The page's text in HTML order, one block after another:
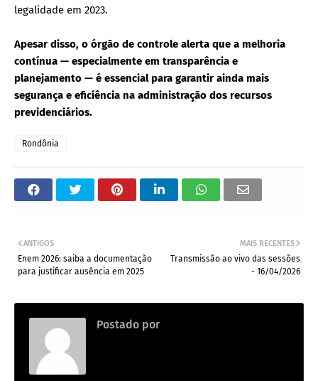
legalidade em 2023.
Apesar disso, o órgão de controle alerta que a melhoria
contínua — especialmente em transparência e
planejamento — é essencial para garantir ainda mais
segurança e eficiência na administração dos recursos
previdenciários.
Rondônia
MAIS RECENTES
Transmissão ao vivo das sessões
- 16/04/2026
ANTIGOS
Enem 2026: saiba a documentação
para justificar ausência em 2025
Postado por